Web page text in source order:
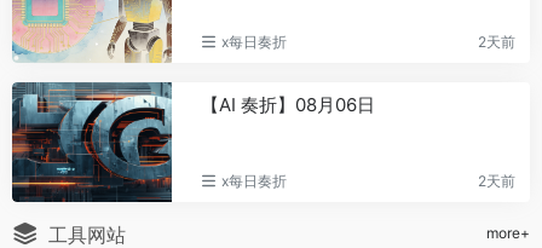
22
Bybit将于今晚19:00上线
Moonshot AI Pre-IPO永续合约
23
BIT交易时刻：BTC低位震荡缺乏明
确增量需求，非农大考后或迎破局时
刻？
24
特朗普：谁赢得人工智能，谁就赢
得一切
25
特朗普：美联储利率决定不完全由
x每日奏折 2天前
【AI 奏折】08月06日
x每日奏折 2天前
工具网站 more+